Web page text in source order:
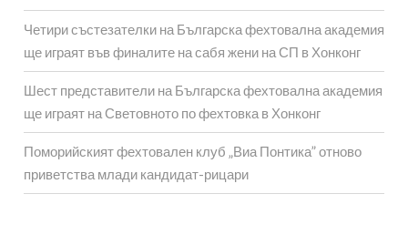
Четири състезателки на Българска фехтовална академия
ще играят във финалите на сабя жени на СП в Хонконг
Шест представители на Българска фехтовална академия
ще играят на Световното по фехтовка в Хонконг
Поморийският фехтовален клуб „Виа Понтика” отново
приветства млади кандидат-рицари